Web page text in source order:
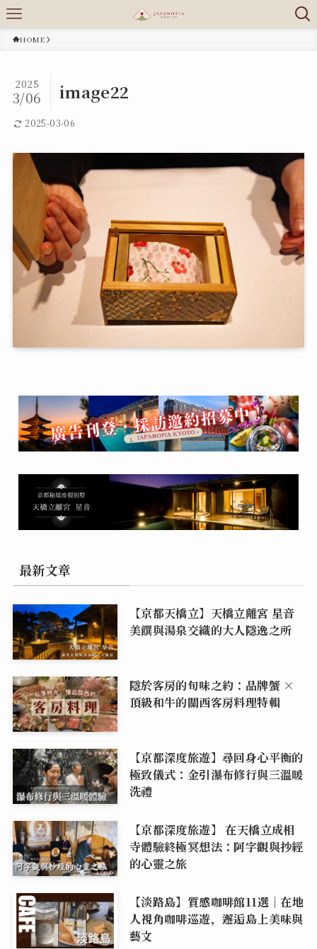
HOME
image22
2025
3/06
2025-03-06
最新文章
【京都天橋立】天橋立離宮 星音
美饌與湯泉交織的大人隱逸之所
隱於客房的旬味之約：品牌蟹 ×
頂級和牛的關西客房料理特輯
【京都深度旅遊】尋回身心平衡的
極致儀式：金引瀑布修行與三溫暖
洗禮
【京都深度旅遊】 在天橋立成相
寺體驗終極冥想法：阿字觀與抄經
的心靈之旅
【淡路島】質感咖啡館11選｜在地
人視角咖啡巡遊，邂逅島上美味與
藝文